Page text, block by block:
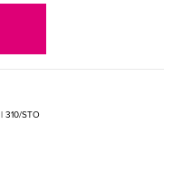
| 310/STO